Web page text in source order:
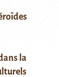
la